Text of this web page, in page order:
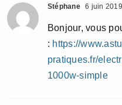
Stéphane 6 juin
Bonjour, vous
: https://
pratiques.fr/
1000w-simple